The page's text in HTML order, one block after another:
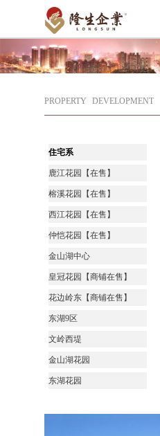
PROPERTY DEVELOPMENT
住宅系
鹿江花园【在售】
榕溪花园【在售】
西江花园【在售】
仲恺花园【在售】
金山湖中心
皇冠花园【商铺在售】
花边岭东【商铺在售】
东湖9区
文岭西堤
金山湖花园
东湖花园